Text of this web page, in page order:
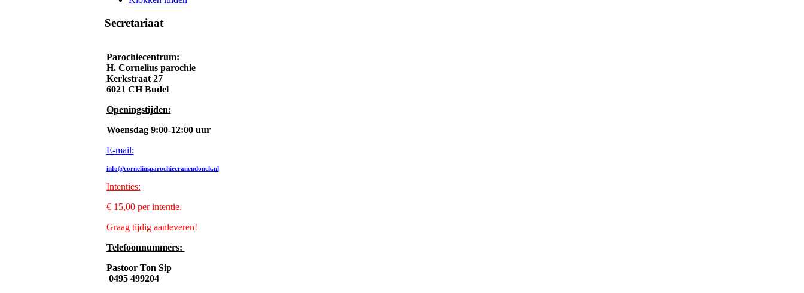
Secretariaat
Parochiecentrum:
H. Cornelius parochie
Kerkstraat 27
6021 CH Budel
Openingstijden:
Woensdag 9:00-12:00 uur
E-mail:
info@corneliusparochiecranendonck.nl
Intenties:
€ 15,00 per intentie.
Graag tijdig aanleveren!
Telefoonnummers:
Pastoor Ton Sip
0495 499204